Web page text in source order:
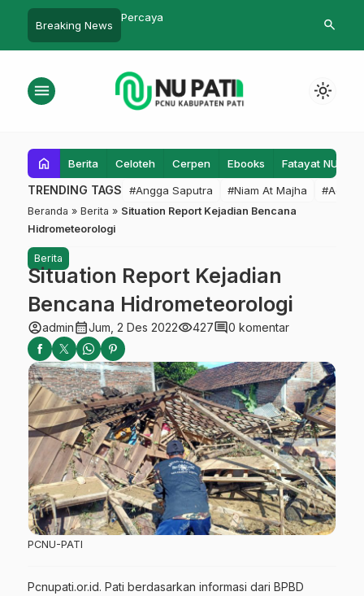
Breaking News
se Kabupaten
Percaya
Sholatnya
search
menu light_mode
home Berita Celoteh Cerpen Ebooks Fatayat NU
TRENDING TAGS #Angga Saputra #Niam At Majha #Admin
Beranda » Berita » Situation Report Kejadian Bencana
Hidrometeorologi
Berita
Situation Report Kejadian
Bencana Hidrometeorologi
account_circleadmincalendar_monthJum, 2 Des 2022visibility427comment0 komentar
PCNU-PATI
Pcnupati.or.id. Pati berdasarkan informasi dari BPBD